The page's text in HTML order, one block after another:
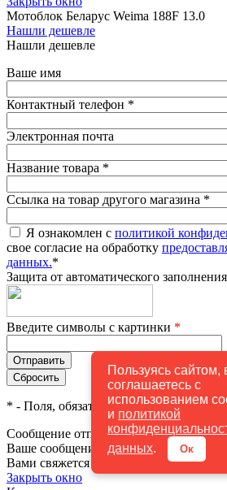
Пользуясь сайтом,
соглашаетесь с
использованием
и политикой
данных. Ок
Мотоблок Беларус Weima 188F 13.0
Нашли дешевле
Нашли дешевле
Ваше имя
Контактный телефон *
Электронная почта
Название товара *
Ссылка на товар другого магазина *
Я ознакомлен с политикой
свое согласие на обработку
данных.*
Защита от автоматического заполнения
Введите символы с картинки *
* - Поля, обязательные для заполнения
Сообщение отправлено
Ваше сообщение успешно
Вами свяжется наш специалист
Закрыть окно